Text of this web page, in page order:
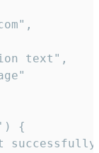
text",
{